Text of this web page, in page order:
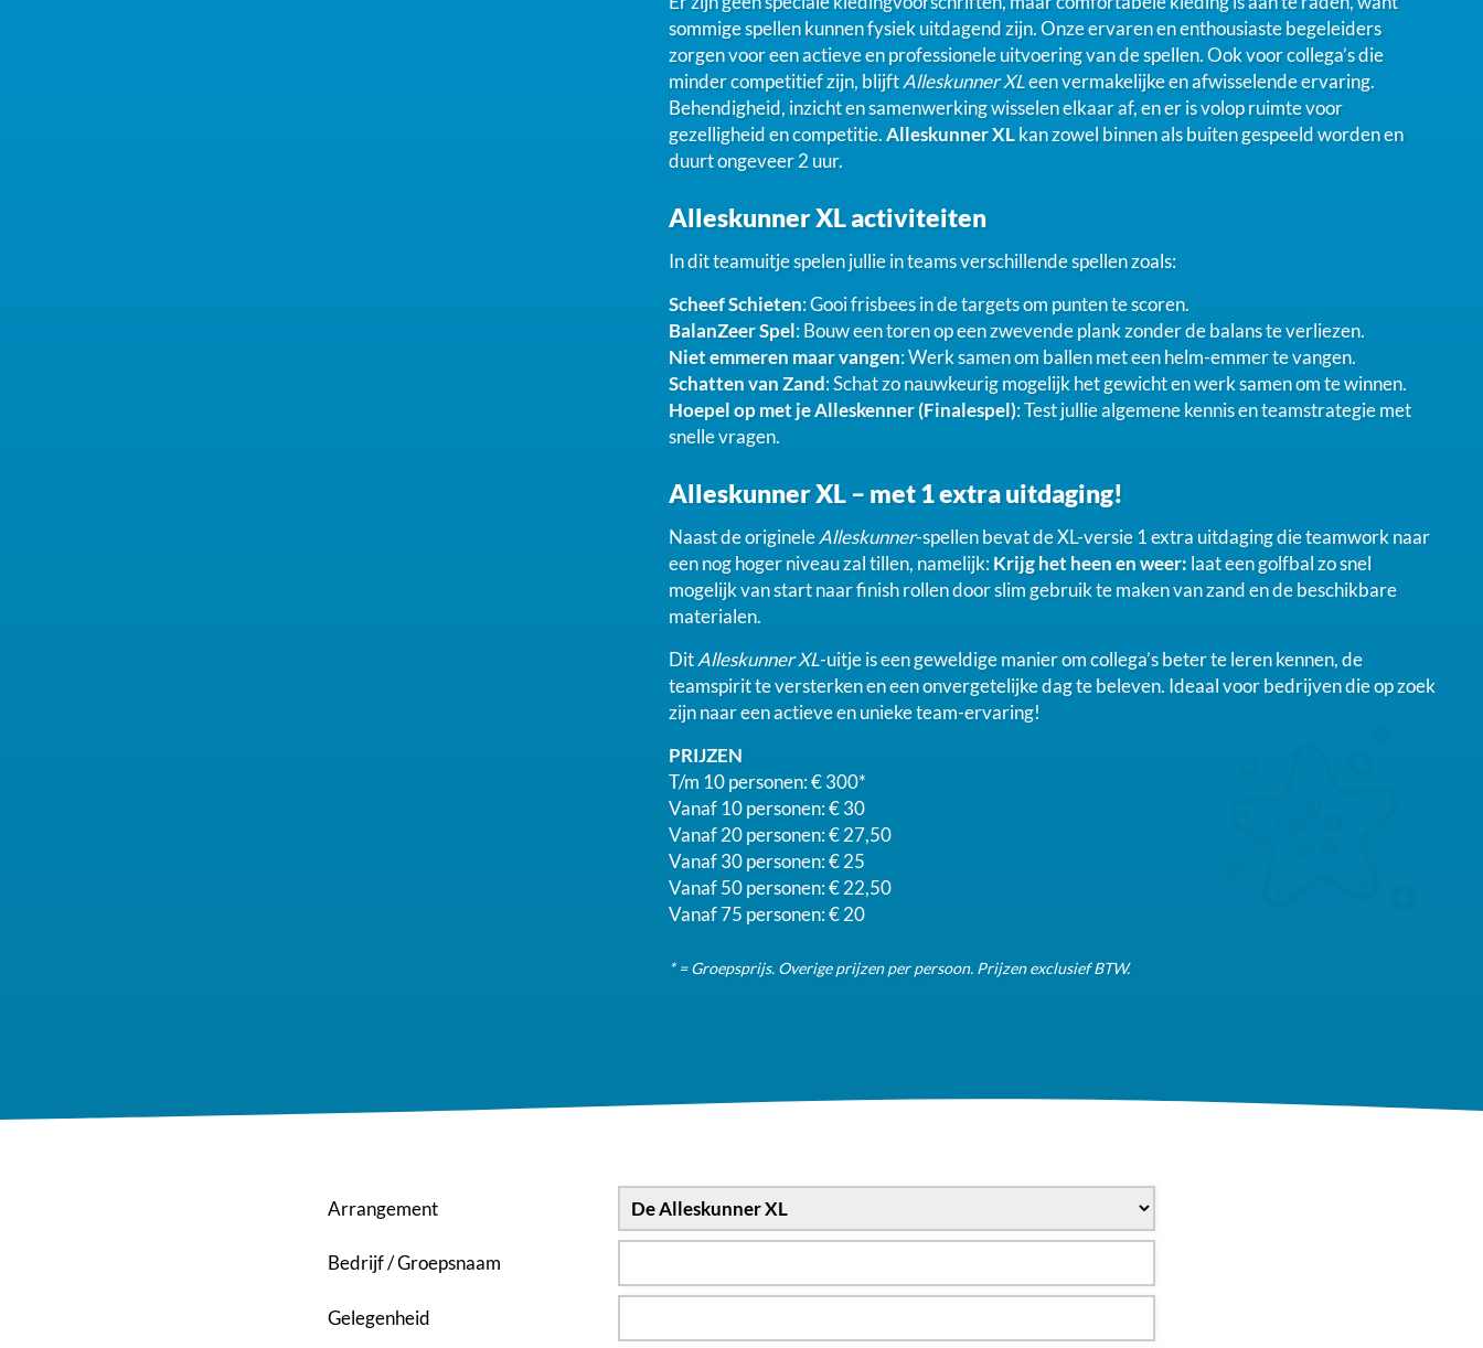
sommige spellen kunnen fysiek uitdagend zijn. Onze ervaren en enthousiaste begeleiders
zorgen voor een actieve en professionele uitvoering van de spellen. Ook voor collega’s die
minder competitief zijn, blijftAlleskunner XLeen vermakelijke en afwisselende ervaring.
Behendigheid, inzicht en samenwerking wisselen elkaar af, en er is volop ruimte voor
gezelligheid en competitie.Alleskunner XLkan zowel binnen als buiten gespeeld worden en
duurt ongeveer 2 uur.
Alleskunner XL activiteiten
In dit teamuitje spelen jullie in teams verschillende spellen zoals:
Scheef Schieten: Gooi frisbees in de targets om punten te scoren.
BalanZeer Spel: Bouw een toren op een zwevende plank zonder de balans te verliezen.
Niet emmeren maar vangen: Werk samen om ballen met een helm-emmer te vangen.
Schatten van Zand: Schat zo nauwkeurig mogelijk het gewicht en werk samen om te winnen.
Hoepel op met je Alleskenner (Finalespel): Test jullie algemene kennis en teamstrategie met
snelle vragen.
Alleskunner XL – met 1 extra uitdaging!
Naast de origineleAlleskunner-spellen bevat de XL-versie 1 extra uitdaging die teamwork naar
een nog hoger niveau zal tillen, namelijk:Krijg het heen en weer: laat een golfbal zo snel
mogelijk van start naar finish rollen door slim gebruik te maken van zand en de beschikbare
materialen.
DitAlleskunner XL-uitje is een geweldige manier om collega’s beter te leren kennen, de
teamspirit te versterken en een onvergetelijke dag te beleven. Ideaal voor bedrijven die op zoek
zijn naar een actieve en unieke team-ervaring!
PRIJZEN
T/m 10 personen: € 300*
Vanaf 10 personen: € 30
Vanaf 20 personen: € 27,50
Vanaf 30 personen: € 25
Vanaf 50 personen: € 22,50
Vanaf 75 personen: € 20
* = Groepsprijs. Overige prijzen per persoon. Prijzen exclusief BTW.
Arrangement
Bedrijf / Groepsnaam
Gelegenheid